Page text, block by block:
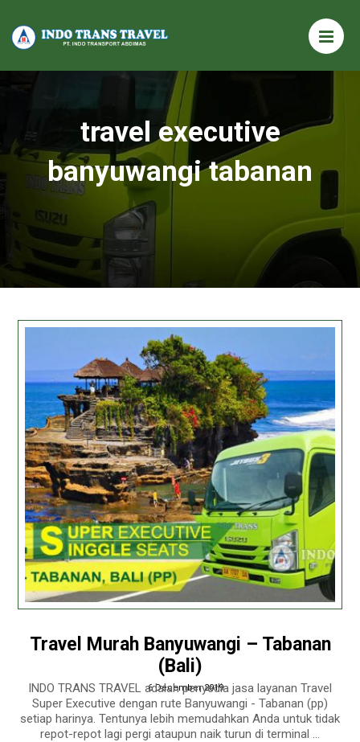
travel executive
banyuwangi tabanan
Travel Murah Banyuwangi – Tabanan
(Bali)
6 December 2019
INDO TRANS TRAVEL adalah penyedia jasa layanan Travel
Super Executive dengan rute Banyuwangi - Tabanan (pp)
setiap harinya. Tentunya lebih memudahkan Anda untuk tidak
repot-repot lagi pergi ataupun naik turun di terminal ...